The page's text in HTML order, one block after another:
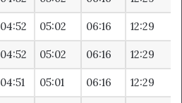
04:52 05:02 06:16 12:29
04:52 05:02 06:16 12:29
04:51 05:01 06:16 12:29